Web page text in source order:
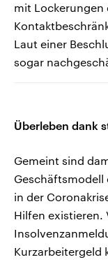
mit Lockerungen
Laut einer
sogar
Überleben dank
Gemeint sind
in der
Hilfen existieren.
Kurzarbeitergeld